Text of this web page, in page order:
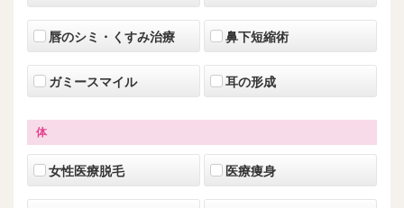
唇のシミ・くすみ治療 鼻下短縮術
ガミースマイル 耳の形成
体
女性医療脱毛 医療痩身